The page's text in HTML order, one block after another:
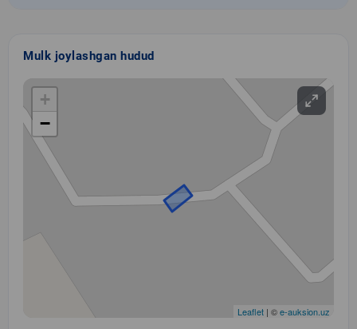
Mulk joylashgan hudud
+
−
Leaflet | ©e-auksion.uz